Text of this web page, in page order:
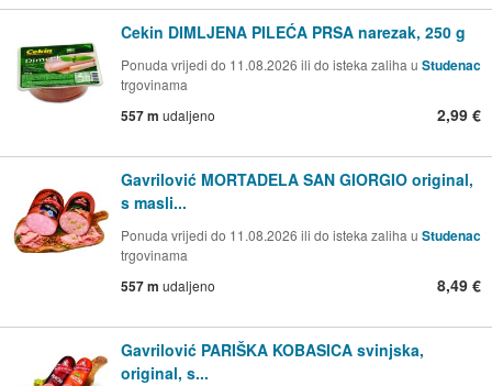
Cekin DIMLJENA PILEĆA PRSA narezak, 250 g
Ponuda vrijedi do 11.08.2026 ili do isteka zaliha u Studenac
trgovinama
557 m udaljeno 2,99 €
Gavrilović MORTADELA SAN GIORGIO original,
s masli...
Ponuda vrijedi do 11.08.2026 ili do isteka zaliha u Studenac
trgovinama
557 m udaljeno 8,49 €
Gavrilović PARIŠKA KOBASICA svinjska,
original, s...